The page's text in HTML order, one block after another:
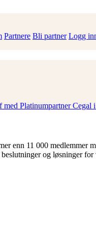
Partnere Bli partner Logg
Platinumpartner Cegal
enn 11 000
og løsninger